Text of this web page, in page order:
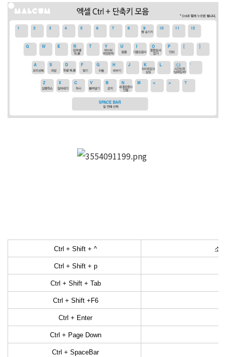
Ctrl + Shift + ^ 소
Ctrl + Shift + p
Ctrl + Shift + Tab
Ctrl + Shift +F6
Ctrl + Enter
Ctrl + Page Down
Ctrl + SpaceBar